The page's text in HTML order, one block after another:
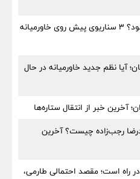
جنگ ایران و آمریکا تمام می‌شود؟ ۳ سناریوی پیش روی خاورمیانه
آیا نظم جدید خاورمیانه در حال
آخرین خبر از انتقال ستاره‌ها
رجب‌زاده چیست؟ آخرین
راه است؛ مقصد احتمالی طارمی،